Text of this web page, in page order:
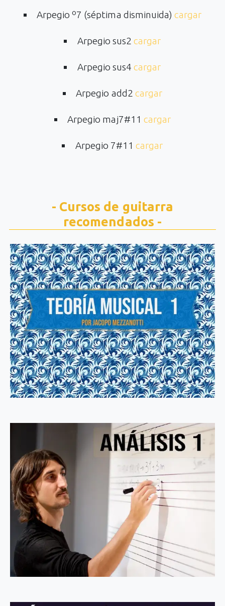
Arpegio º7 (séptima disminuida)cargar
Arpegio sus2cargar
Arpegio sus4cargar
Arpegio add2 cargar
Arpegio maj7#11 cargar
Arpegio 7#11cargar
- Cursos de guitarra
recomendados -